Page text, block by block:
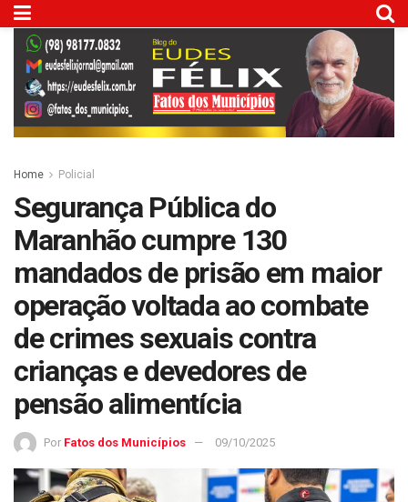
Home Policial
Segurança Pública do
Maranhão cumpre 130
mandados de prisão em maior
operação voltada ao combate
de crimes sexuais contra
crianças e devedores de
pensão alimentícia
Por Fatos dos Municípios 09/10/2025